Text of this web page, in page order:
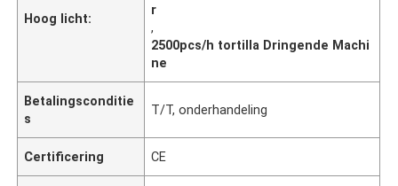
Hoog licht:
r
,
2500pcs/h tortilla Dringende Machi
ne
Betalingsconditie
s
T/T, onderhandeling
Certificering CE